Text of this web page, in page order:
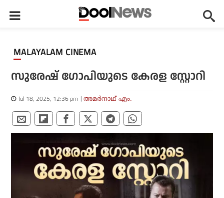
MALAYALAM CINEMA
സുരേഷ് ഗോപിയുടെ കേരള സ്റ്റോറി
Jul 18, 2025, 12:36 pm അമര്‍നാഥ് എം.